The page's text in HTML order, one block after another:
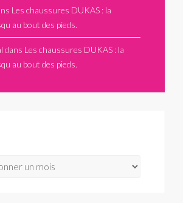
Les chaussures DUKAS : la
au bout des pieds.
dans Les chaussures DUKAS : la
au bout des pieds.